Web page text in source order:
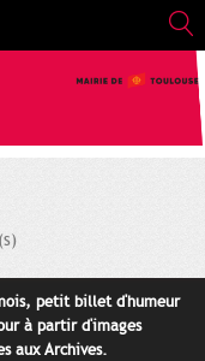
petit billet d'humeur
à partir d'images
aux Archives.